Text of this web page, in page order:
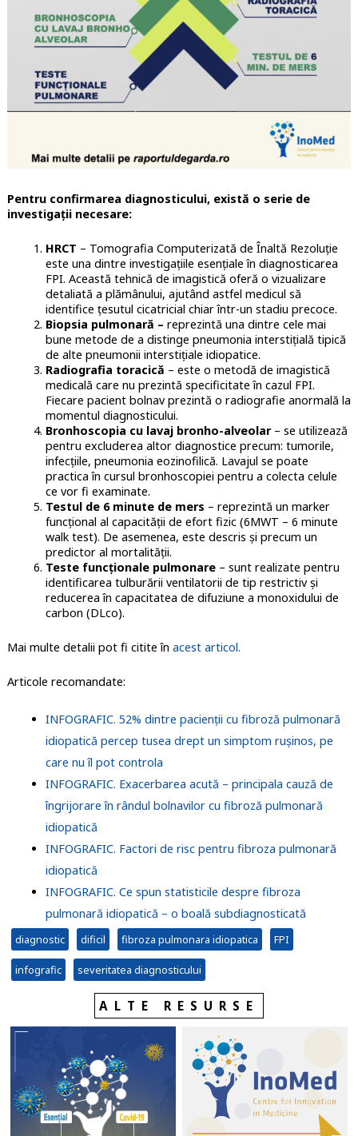
Pentru confirmarea diagnosticului, există o serie de
investigații necesare:
HRCT – Tomografia Computerizată de Înaltă Rezoluție
este una dintre investigațiile esențiale în diagnosticarea
FPI. Această tehnică de imagistică oferă o vizualizare
detaliată a plămânului, ajutând astfel medicul să
identifice țesutul cicatricial chiar într-un stadiu precoce.
Biopsia pulmonară – reprezintă una dintre cele mai
bune metode de a distinge pneumonia interstițială tipică
de alte pneumonii interstițiale idiopatice.
Radiografia toracică – este o metodă de imagistică
medicală care nu prezintă specificitate în cazul FPI.
Fiecare pacient bolnav prezintă o radiografie anormală la
momentul diagnosticului.
Bronhoscopia cu lavaj bronho-alveolar– se utilizează
pentru excluderea altor diagnostice precum: tumorile,
infecțiile, pneumonia eozinofilică. Lavajul se poate
practica în cursul bronhoscopiei pentru a colecta celule
ce vor fi examinate.
Testul de 6 minute de mers – reprezintă un marker
funcțional al capacității de efort fizic (6MWT – 6 minute
walk test). De asemenea, este descris și precum un
predictor al mortalității.
Teste funcționale pulmonare– sunt realizate pentru
identificarea tulburării ventilatorii de tip restrictiv și
reducerea în capacitatea de difuziune a monoxidului de
carbon (DLco).
Mai multe detalii pot fi citite în acest articol.
Articole recomandate:
INFOGRAFIC. 52% dintre pacienții cu fibroză pulmonară
idiopatică percep tusea drept un simptom rușinos, pe
care nu îl pot controla
INFOGRAFIC. Exacerbarea acută – principala cauză de
îngrijorare în rândul bolnavilor cu fibroză pulmonară
idiopatică
INFOGRAFIC. Factori de risc pentru fibroza pulmonară
idiopatică
INFOGRAFIC. Ce spun statisticile despre fibroza
pulmonară idiopatică – o boală subdiagnosticată
diagnostic dificil fibroza pulmonara idiopatica FPI
infografic severitatea diagnosticului
ALTE RESURSE